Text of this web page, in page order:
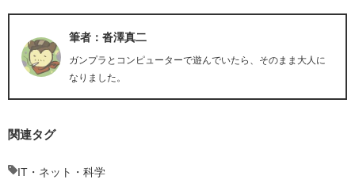
筆者：沓澤真二
ガンプラとコンピューターで遊んでいたら、そのまま大人に
なりました。
関連タグ
IT・ネット・科学